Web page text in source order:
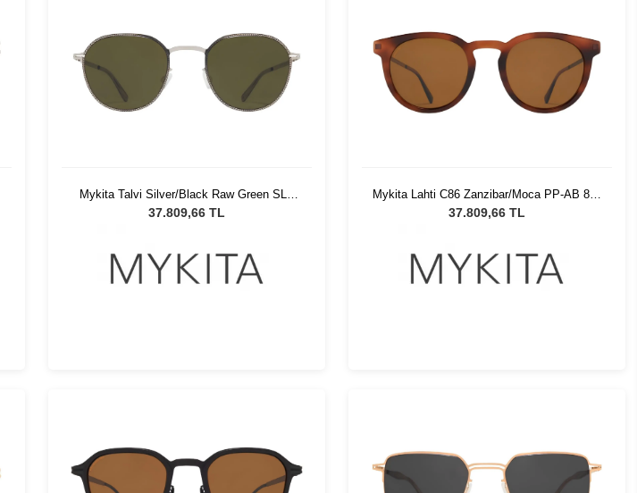
Mykita Talvi Silver/Black Raw Green SLD
052 Unisex Güneş Gözlüğü
37.809,66 TL
Mykita Lahti C86 Zanzibar/Moca PP-AB 852
Unisex Güneş Gözlüğü
37.809,66 TL